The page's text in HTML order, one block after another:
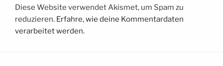
Diese Website verwendet Akismet, um Spam zu
reduzieren. Erfahre, wie deine Kommentardaten
verarbeitet werden.